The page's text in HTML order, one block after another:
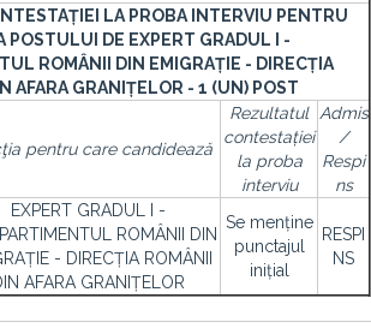
LA PROBA INTERVIU PENTRU
POSTULUI DE EXPERT GRADUL I -
ROMÂNII DIN EMIGRAȚIE - DIRECȚIA
AFARA GRANIȚELOR - 1 (UN) POST
pentru care candidează
Rezultatul
contestației
la proba
interviu
Admis
/
Respi
ns
EXPERT GRADUL I -
ROMÂNII DIN
- DIRECȚIA ROMÂNII
AFARA GRANIȚELOR
Se menține
punctajul
inițial
RESPI
NS